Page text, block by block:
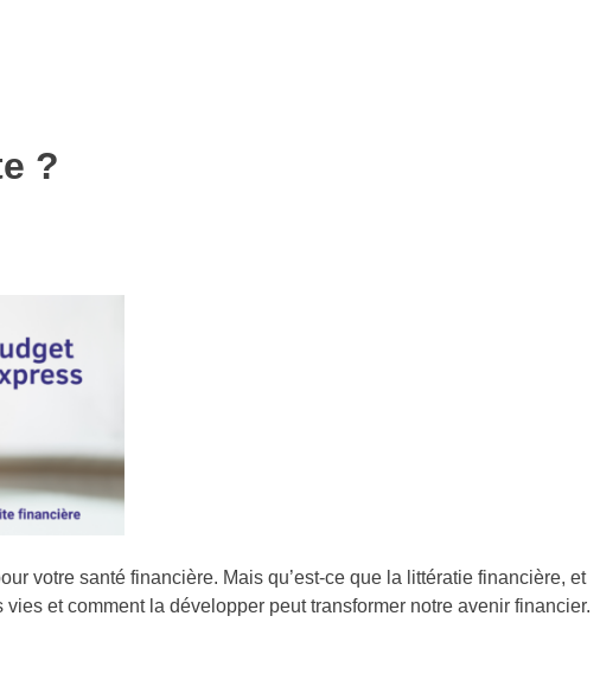
?
votre santé financière. Mais qu’est-ce que la littératie financière, et
et comment la développer peut transformer notre avenir financier.